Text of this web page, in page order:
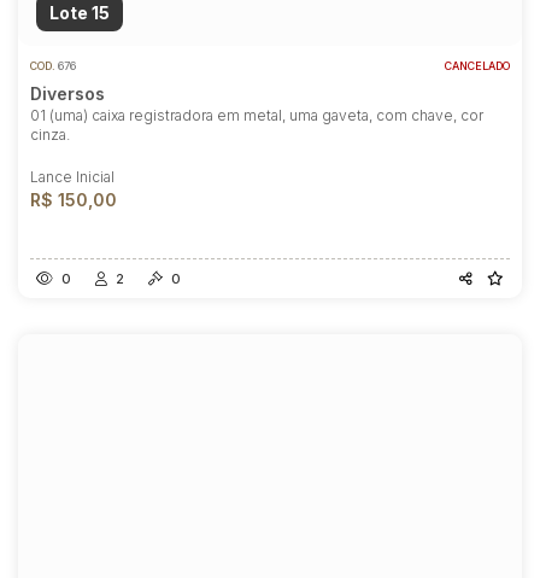
Lote 15
COD. 676 CANCELADO
Diversos
01 (uma) caixa registradora em metal, uma gaveta, com chave, cor
cinza.
Lance Inicial
R$ 150,00
0 2 0